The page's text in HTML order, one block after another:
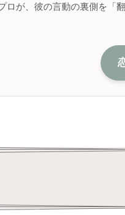
ロが、彼の言動の裏側を